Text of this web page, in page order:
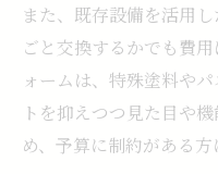
また、既存設備を活用
ごと交換するかでも費
ォームは、特殊塗料や
トを抑えつつ見た目や
め、予算に制約がある方